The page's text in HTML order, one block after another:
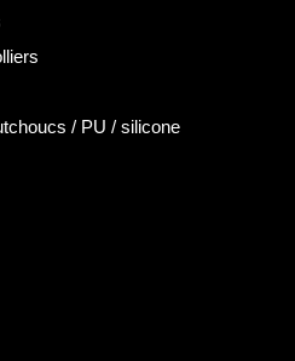
/ PU / silicone